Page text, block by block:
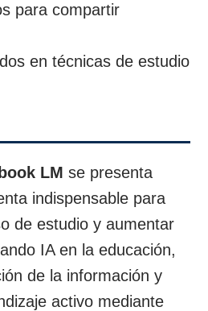
para compartir
en técnicas de estudio
LM se presenta
indispensable para
de estudio y aumentar
IA en la educación,
de la información y
activo mediante